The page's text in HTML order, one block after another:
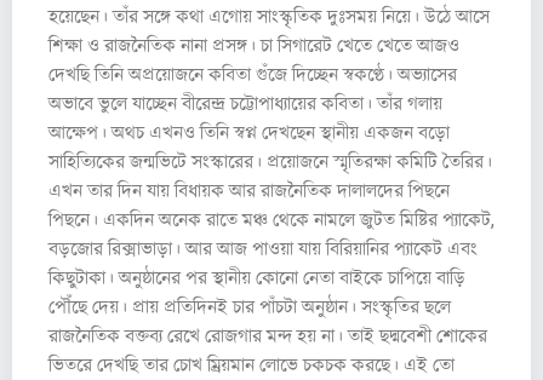
হয়েছেন। তাঁর সঙ্গে কথা এগোয় সাংস্কৃতিক দুঃসময় নিয়ে। উঠে আসে
শিক্ষা ও রাজনৈতিক নানা প্রসঙ্গ। চা সিগারেট খেতে খেতে আজও
দেখছি তিনি অপ্রয়োজনে কবিতা গুঁজে দিচ্ছেন স্বকণ্ঠে। অভ্যাসের
অভাবে ভুলে যাচ্ছেন বীরেন্দ্র চট্টোপাধ্যায়ের কবিতা। তাঁর গলায়
আক্ষেপ। অথচ এখনও তিনি স্বপ্ন দেখছেন স্থানীয় একজন বড়ো
সাহিত্যিকের জন্মভিটে সংস্কারের। প্রয়োজনে স্মৃতিরক্ষা কমিটি তৈরির।
এখন তার দিন যায় বিধায়ক আর রাজনৈতিক দালালদের পিছনে
পিছনে। একদিন অনেক রাতে মঞ্চ থেকে নামলে জুটত মিষ্টির প্যাকেট,
বড়জোর রিক্সাভাড়া। আর আজ পাওয়া যায় বিরিয়ানির প্যাকেট এবং
কিছুটাকা। অনুষ্ঠানের পর স্থানীয় কোনো নেতা বাইকে চাপিয়ে বাড়ি
পৌঁছে দেয়। প্রায় প্রতিদিনই চার পাঁচটা অনুষ্ঠান। সংস্কৃতির ছলে
রাজনৈতিক বক্তব্য রেখে রোজগার মন্দ হয় না। তাই ছদ্মবেশী শোকের
ভিতরে দেখছি তার চোখ ম্রিয়মান লোভে চকচক করছে। এই তো